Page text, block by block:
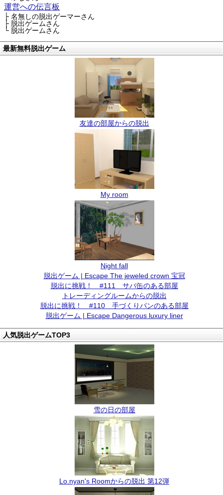
運営への伝言板
├ 名無しの脱出ゲーマーさん
├ 脱出ゲームさん
└ 脱出ゲームさん
最新無料脱出ゲーム
友達の部屋からの脱出
My room
Night fall
脱出ゲーム | Escape The jeweled crown 宝冠
脱出に挑戦！ #111 サバ缶のある部屋
トレーディングルームからの脱出
脱出に挑戦！ #110 手づくりパンのある部屋
脱出ゲーム | Escape Dangerous luxury liner
人気脱出ゲームTOP3
雪の日の部屋
Lo.nyan's Roomからの脱出 第12弾